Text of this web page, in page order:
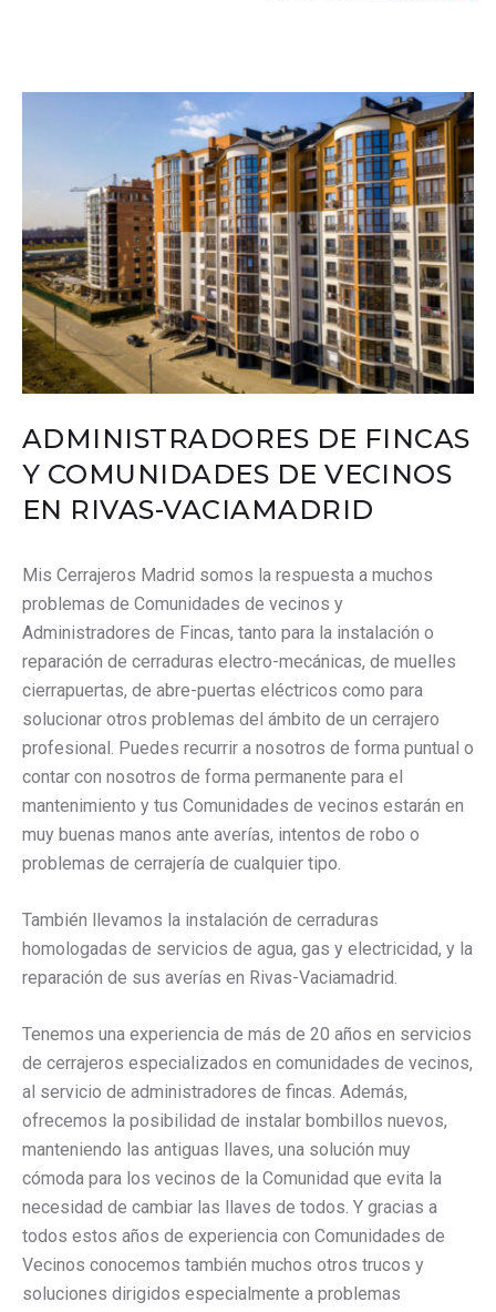
ADMINISTRADORES DE FINCAS
Y COMUNIDADES DE VECINOS
EN RIVAS-VACIAMADRID
Mis Cerrajeros Madrid somos la respuesta a muchos
problemas de Comunidades de vecinos y
Administradores de Fincas, tanto para la instalación o
reparación de cerraduras electro-mecánicas, de muelles
cierrapuertas, de abre-puertas eléctricos como para
solucionar otros problemas del ámbito de un cerrajero
profesional. Puedes recurrir a nosotros de forma puntual o
contar con nosotros de forma permanente para el
mantenimiento y tus Comunidades de vecinos estarán en
muy buenas manos ante averías, intentos de robo o
problemas de cerrajería de cualquier tipo.
También llevamos la instalación de cerraduras
homologadas de servicios de agua, gas y electricidad, y la
reparación de sus averías en Rivas-Vaciamadrid.
Tenemos una experiencia de más de 20 años en servicios
de cerrajeros especializados en comunidades de vecinos,
al servicio de administradores de fincas. Además,
ofrecemos la posibilidad de instalar bombillos nuevos,
manteniendo las antiguas llaves, una solución muy
cómoda para los vecinos de la Comunidad que evita la
necesidad de cambiar las llaves de todos. Y gracias a
todos estos años de experiencia con Comunidades de
Vecinos conocemos también muchos otros trucos y
soluciones dirigidos especialmente a problemas